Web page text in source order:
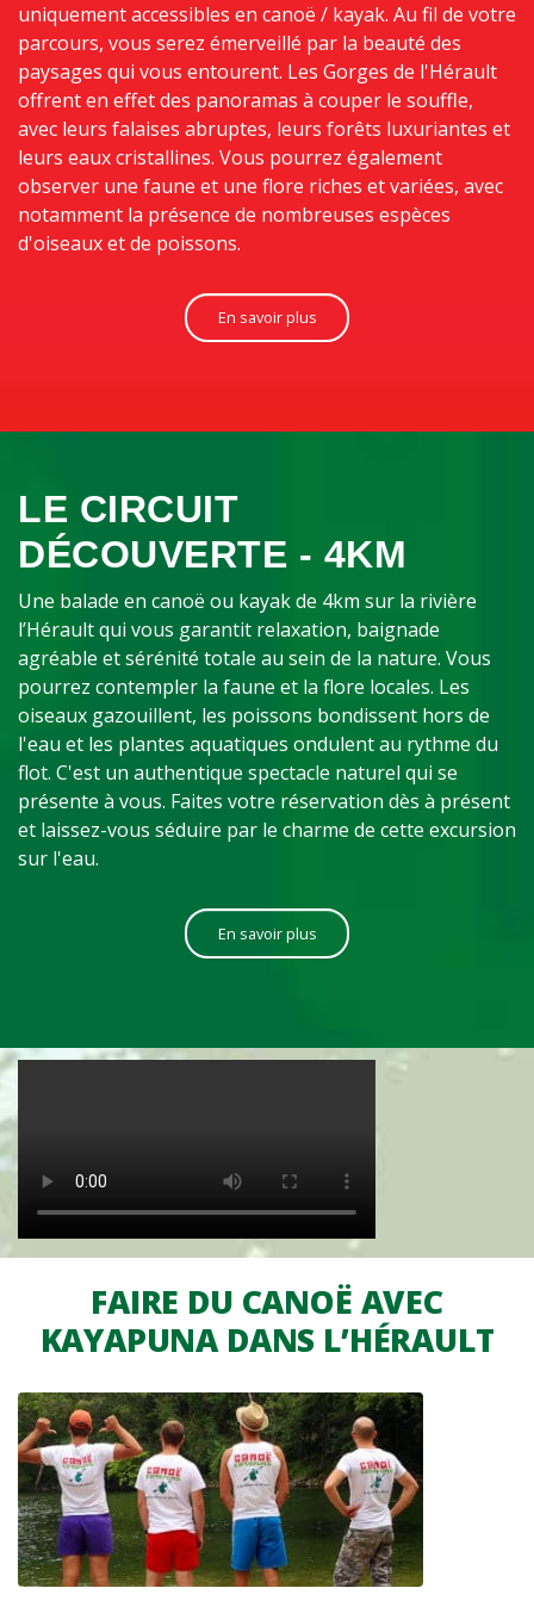
uniquement accessibles en canoë / kayak. Au fil de votre
parcours, vous serez émerveillé par la beauté des
paysages qui vous entourent. Les Gorges de l'Hérault
offrent en effet des panoramas à couper le souffle,
avec leurs falaises abruptes, leurs forêts luxuriantes et
leurs eaux cristallines. Vous pourrez également
observer une faune et une flore riches et variées, avec
notamment la présence de nombreuses espèces
d'oiseaux et de poissons.
En savoir plus
LE CIRCUIT
DÉCOUVERTE - 4KM
Une balade en canoë ou kayak de 4km sur la rivière
l’Hérault qui vous garantit relaxation, baignade
agréable et sérénité totale au sein de la nature. Vous
pourrez contempler la faune et la flore locales. Les
oiseaux gazouillent, les poissons bondissent hors de
l'eau et les plantes aquatiques ondulent au rythme du
flot. C'est un authentique spectacle naturel qui se
présente à vous. Faites votre réservation dès à présent
et laissez-vous séduire par le charme de cette excursion
sur l'eau.
En savoir plus
FAIRE DU CANOË AVEC
KAYAPUNA DANS L’HÉRAULT